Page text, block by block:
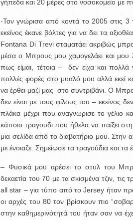
γήπεδα και 20 μέρες στο νοσοκομείο με
-Τον γνώρισα από κοντά το 2005 στις
εκείνος έκανε βόλτες για να δει τα
Fontana Di Trevi σταματάει ακριβώς
μέσα ο Μπρους μου χαμογελάει και μου
πως είμαι, τέτοια – δεν είχα και
πολλές φορές στο μυαλό μου αλλά εκεί
να έρθει μαζί μας στο συντριβάνι. Ο
δεν είναι με τους φίλους του – εκείνος
πλάκα μέχρι που αναγνωρισε το γέλιο
κάποιο τραγουδι που ήθελα να παίξει
μια σελίδα από το διαβατήριο μου. Στην
με ένοιαζε. Σημείωσε τα τραγούδια και τα
– Φυσικά μου αρέσει το στυλ του
δεκαετία του 70 με τα σκισμένα τζιν, τις
all star – για τύπο από το Jersey ήταν
οι αρχές του 80 τον βρίσκουν πιο
στην καθημερινότητά του ήταν σαν να